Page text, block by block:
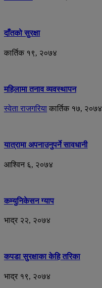
दाँतको सुरक्षा
कार्तिक १९, २०७४
महिलामा तनाव व्यवस्थापन
स्वेता राजगरिया कार्तिक १७, २०७४
यात्रामा अपनाउनुपर्ने सावधानी
आश्विन ६, २०७४
कम्युनिकेसन ग्याप
भाद्र २२, २०७४
कपडा सुरक्षाका केहि तरिका
भाद्र १९, २०७४